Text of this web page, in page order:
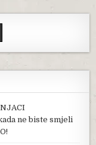
ne biste smjeli